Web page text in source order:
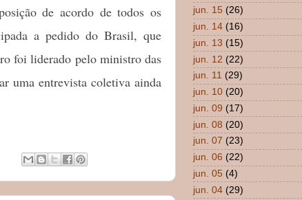
de acordo de todos os
a pedido do Brasil, que
foi liderado pelo ministro das
uma entrevista coletiva ainda
jun. 15 (26)
jun. 14 (16)
jun. 13 (15)
jun. 12 (22)
jun. 11 (29)
jun. 10 (20)
jun. 09 (17)
jun. 08 (20)
jun. 07 (23)
jun. 06 (22)
jun. 05 (4)
jun. 04 (29)